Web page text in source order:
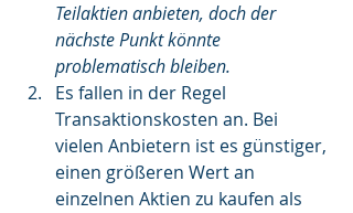
Teilaktien anbieten, doch der
nächste Punkt könnte
problematisch bleiben.
Es fallen in der Regel
Transaktionskosten an. Bei
vielen Anbietern ist es günstiger,
einen größeren Wert an
einzelnen Aktien zu kaufen als